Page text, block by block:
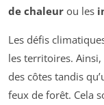
de chaleur ou les
Les défis
les territoires. Ainsi,
des côtes tandis
feux de forêt. Cela